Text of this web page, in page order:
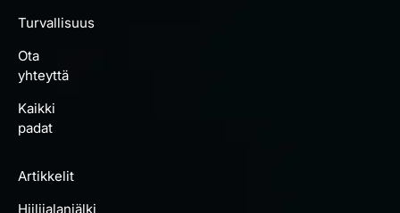
Turvallisuus
Ota
yhteyttä
Kaikki
padat
Artikkelit
Hiilijalanjälki